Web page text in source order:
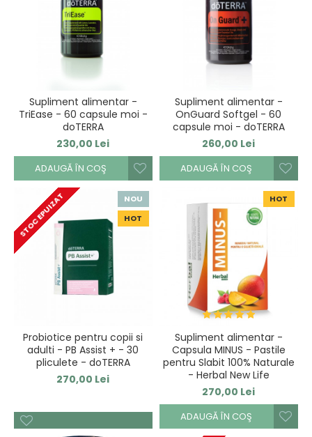
Supliment alimentar -
TriEase - 60 capsule moi -
doTERRA
230,00 Lei
ADAUGĂ ÎN COŞ
Supliment alimentar -
OnGuard Softgel - 60
capsule moi - doTERRA
260,00 Lei
ADAUGĂ ÎN COŞ
NOU
HOT
STOC EPUIZAT
Probiotice pentru copii si
adulti - PB Assist + - 30
pliculete - doTERRA
270,00 Lei
HOT
Supliment alimentar -
Capsula MINUS - Pastile
pentru Slabit 100% Naturale
- Herbal New Life
270,00 Lei
ADAUGĂ ÎN COŞ